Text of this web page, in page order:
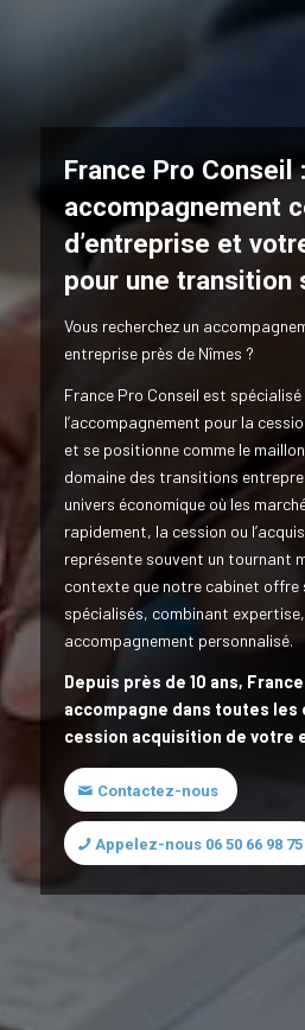
France Pro Conseil
accompagnement
d’entreprise et
pour une transition
Vous recherchez un
entreprise près de Nîmes ?
France Pro Conseil est spécialisé
l’accompagnement pour la
et se positionne comme le
domaine des transitions
univers économique où les
rapidement, la cession ou
représente souvent un tournant
contexte que notre cabinet offre
spécialisés, combinant
accompagnement personnalisé.
Depuis près de 10 ans,
accompagne dans toutes les
cession acquisition de votre
Contactez-nous
Appelez-nous 06 50 66 98 75